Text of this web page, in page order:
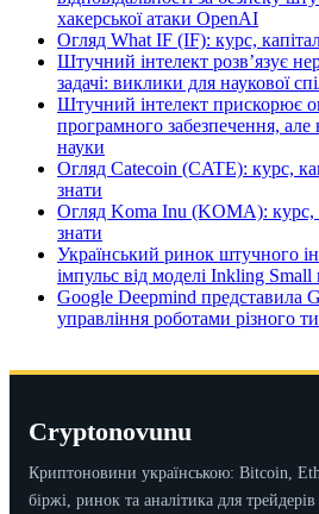
хакерської атаки OpenAI
Огляд What IF (IF): курс,
Штучний інтелект розв’язує
задачі: виклики для наукової
Штучний інтелект прискорює
програмного забезпечення, але
науки
Огляд Catecoin (CATE): курс,
знати
Огляд Koma Inu (KOMA): курс,
знати
Український ринок штучного
імпульс від моделі Inkling
Google Deepmind представила
управління роботами різного
Cryptonovunu
Криптоновини українською: Bitcoin,
біржі, ринок та аналітика для трейдерів